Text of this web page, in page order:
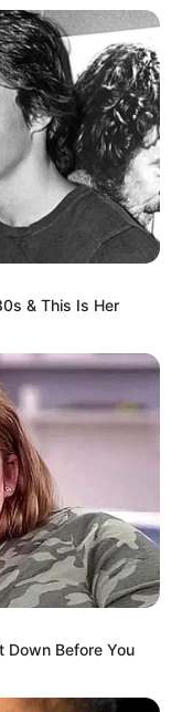
& This Is Her
Down Before You